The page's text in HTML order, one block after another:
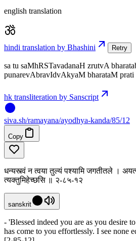
english translation
hindi translation by Bhashini Retry
sa tu saMhRSTavadanaH zrutvA
punarevAbravIdvAkyaM bharataM prati
hk transliteration by Sanscript
siva.sh/ramayana/ayodhya-kanda/85/12
Copy
धन्यस्त्वं न त्वया तुल्यं पश्यामि जगतीतले ।
त्यक्तुमिहेच्छसि ॥ २-८५-१२
sanskrit
- 'Blessed indeed you are as you desire
has come to you effortlessly. I see none